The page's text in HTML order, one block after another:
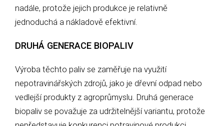
nadále, protože jejich produkce je relativně
jednoduchá a nákladově efektivní.
DRUHÁ GENERACE BIOPALIV
Výroba těchto paliv se zaměřuje na využití
nepotravinářských zdrojů, jako je dřevní odpad nebo
vedlejší produkty z agroprůmyslu. Druhá generace
biopaliv se považuje za udržitelnější variantu, protože